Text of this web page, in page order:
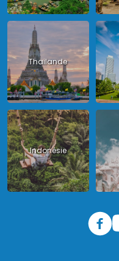
Thailande
Indonésie